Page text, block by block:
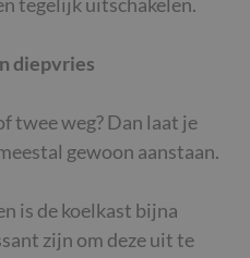
diepvries
twee weg? Dan laat je
gewoon aanstaan.
is de koelkast bijna
zijn om deze uit te